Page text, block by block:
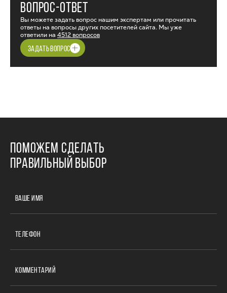
ВОПРОС-ОТВЕТ
Вы можете задать вопрос нашим экспертам или прочитать
ответы на вопросы других посетителей сайта. Мы уже
ответили на 4512 вопросов
ЗАДАТЬ ВОПРОС
ПОМОЖЕМ СДЕЛАТЬ
ПРАВИЛЬНЫЙ ВЫБОР
ВАШЕ ИМЯ
ТЕЛЕФОН
КОММЕНТАРИЙ